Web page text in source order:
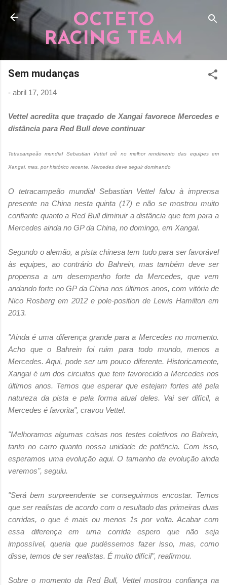
Pular para o conteúdo principal
OCTETO
RACING TEAM
Sem mudanças
- abril 17, 2014
Vettel acredita que traçado de Xangai favorece Mercedes e
distância para Red Bull deve continuar
Tetracampeão mundial Sebastian Vettel crê no melhor rendimento das equipes em
Xangai, mas, por histórico recente, Mercedes deve seguir dominando
O tetracampeão mundial Sebastian Vettel falou à imprensa
presente na China nesta quinta (17) e não se mostrou muito
confiante quanto a Red Bull diminuir a distância que tem para a
Mercedes ainda no GP da China, no domingo, em Xangai.
Segundo o alemão, a pista chinesa tem tudo para ser favorável
às equipes, ao contrário do Bahrein, mas também deve ser
propensa a um desempenho forte da Mercedes, que vem
andando forte no GP da China nos últimos anos, com vitória de
Nico Rosberg em 2012 e pole-position de Lewis Hamilton em
2013.
"Ainda é uma diferença grande para a Mercedes no momento.
Acho que o Bahrein foi ruim para todo mundo, menos a
Mercedes. Aqui, pode ser um pouco diferente. Historicamente,
Xangai é um dos circuitos que tem favorecido a Mercedes nos
últimos anos. Temos que esperar que estejam fortes até pela
natureza da pista e pela forma atual deles. Vai ser difícil, a
Mercedes é favorita", cravou Vettel.
"Melhoramos algumas coisas nos testes coletivos no Bahrein,
tanto no carro quanto nossa unidade de potência. Com isso,
esperamos uma evolução aqui. O tamanho da evolução ainda
veremos", seguiu.
"Será bem surpreendente se conseguirmos encostar. Temos
que ser realistas de acordo com o resultado das primeiras duas
corridas, o que é mais ou menos 1s por volta. Acabar com
essa diferença em uma corrida espero que não seja
impossível, queria que pudéssemos fazer isso, mas, como
disse, temos de ser realistas. É muito difícil", reafirmou.
Sobre o momento da Red Bull, Vettel mostrou confiança na